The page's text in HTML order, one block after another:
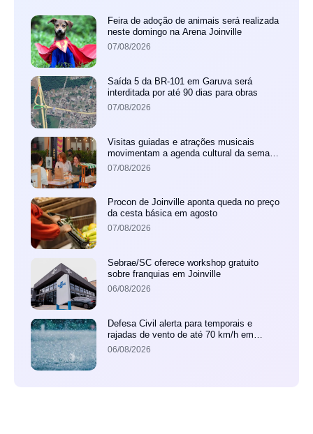
Feira de adoção de animais será realizada
neste domingo na Arena Joinville
07/08/2026
Saída 5 da BR-101 em Garuva será
interditada por até 90 dias para obras
07/08/2026
Visitas guiadas e atrações musicais
movimentam a agenda cultural da semana
em Joinville
07/08/2026
Procon de Joinville aponta queda no preço
da cesta básica em agosto
07/08/2026
Sebrae/SC oferece workshop gratuito
sobre franquias em Joinville
06/08/2026
Defesa Civil alerta para temporais e
rajadas de vento de até 70 km/h em
Joinville
06/08/2026